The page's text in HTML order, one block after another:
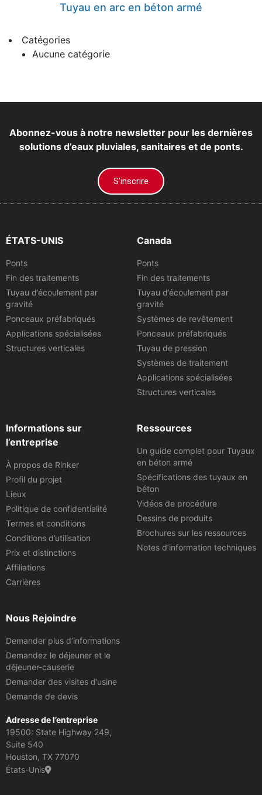
Tuyau en arc en béton armé
Catégories
Aucune catégorie
Abonnez-vous à notre newsletter pour les dernières
solutions d’eaux pluviales, sanitaires et de ponts.
S’inscrire
ÉTATS-UNIS
Ponts
Fin des traitements
Tuyau d’écoulement par
gravité
Ponceaux préfabriqués
Applications spécialisées
Structures verticales
Canada
Ponts
Fin des traitements
Tuyau d’écoulement par
gravité
Systèmes de revêtement
Ponceaux préfabriqués
Tuyau de pression
Systèmes de traitement
Applications spécialisées
Structures verticales
Informations sur
l’entreprise
À propos de Rinker
Profil du projet
Lieux
Politique de confidentialité
Termes et conditions
Conditions d’utilisation
Prix et distinctions
Affiliations
Carrières
Ressources
Un guide complet pour Tuyaux
en béton armé
Spécifications des tuyaux en
béton
Vidéos de procédure
Dessins de produits
Brochures sur les ressources
Notes d’information techniques
Nous Rejoindre
Demander plus d’informations
Demandez le déjeuner et le
déjeuner-causerie
Demander des visites d’usine
Demande de devis
Adresse de l’entreprise
19500: State Highway 249,
Suite 540
Houston, TX 77070
États-Unis